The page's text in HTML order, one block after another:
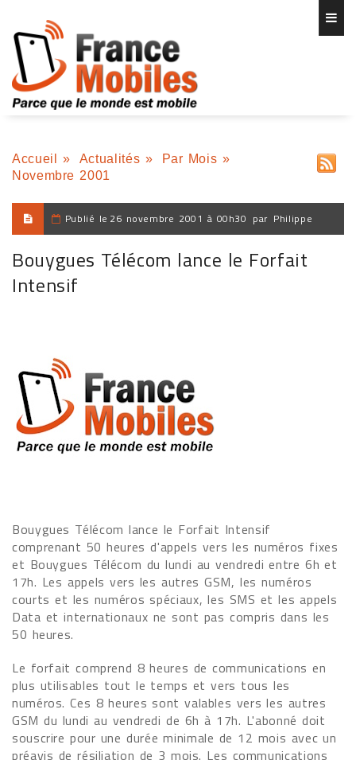
Accueil » Actualités » Par Mois »
Novembre 2001
Publié le 26 novembre 2001 à 00h30 par Philippe
Bouygues Télécom lance le Forfait
Intensif
Bouygues Télécom lance le Forfait Intensif
comprenant 50 heures d'appels vers les numéros fixes
et Bouygues Télécom du lundi au vendredi entre 6h et
17h. Les appels vers les autres GSM, les numéros
courts et les numéros spéciaux, les SMS et les appels
Data et internationaux ne sont pas compris dans les
50 heures.
Le forfait comprend 8 heures de communications en
plus utilisables tout le temps et vers tous les
numéros. Ces 8 heures sont valables vers les autres
GSM du lundi au vendredi de 6h à 17h. L'abonné doit
souscrire pour une durée minimale de 12 mois avec un
préavis de résiliation de 3 mois. Les communications